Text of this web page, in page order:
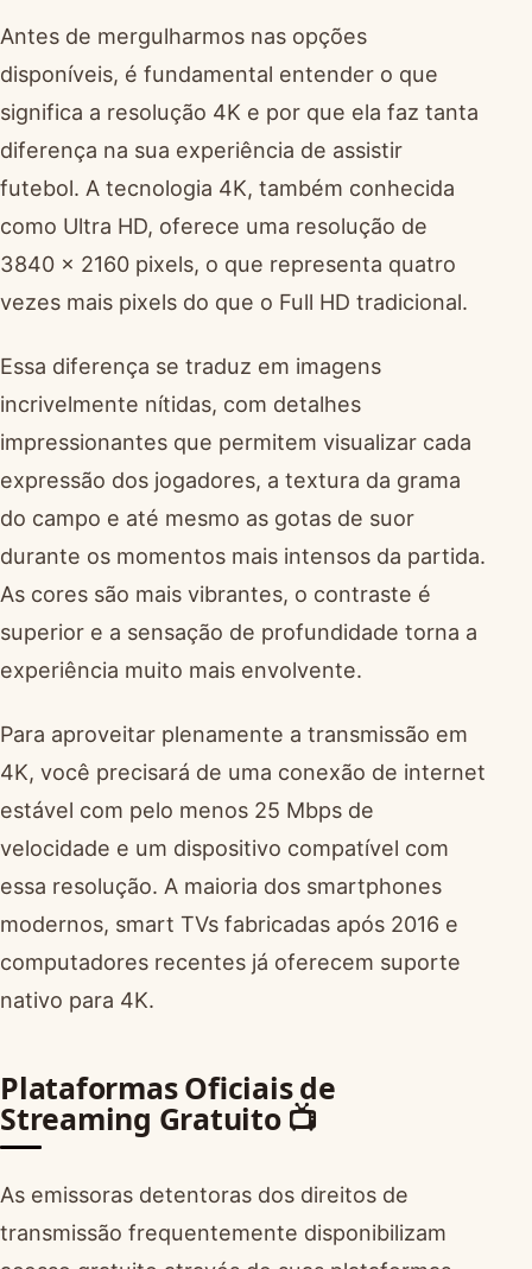
Antes de mergulharmos nas opções
disponíveis, é fundamental entender o que
significa a resolução 4K e por que ela faz tanta
diferença na sua experiência de assistir
futebol. A tecnologia 4K, também conhecida
como Ultra HD, oferece uma resolução de
3840 x 2160 pixels, o que representa quatro
vezes mais pixels do que o Full HD tradicional.
Essa diferença se traduz em imagens
incrivelmente nítidas, com detalhes
impressionantes que permitem visualizar cada
expressão dos jogadores, a textura da grama
do campo e até mesmo as gotas de suor
durante os momentos mais intensos da partida.
As cores são mais vibrantes, o contraste é
superior e a sensação de profundidade torna a
experiência muito mais envolvente.
Para aproveitar plenamente a transmissão em
4K, você precisará de uma conexão de internet
estável com pelo menos 25 Mbps de
velocidade e um dispositivo compatível com
essa resolução. A maioria dos smartphones
modernos, smart TVs fabricadas após 2016 e
computadores recentes já oferecem suporte
nativo para 4K.
Plataformas Oficiais de
Streaming Gratuito 📺
As emissoras detentoras dos direitos de
transmissão frequentemente disponibilizam